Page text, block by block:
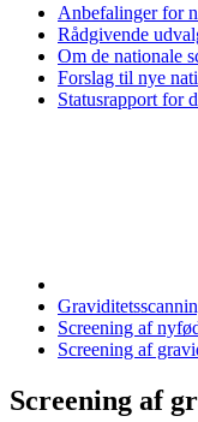
Anbefalinger for
Rådgivende
Om de nationale
Forslag til nye
Statusrapport for
Screening af
Screening af
Screening af